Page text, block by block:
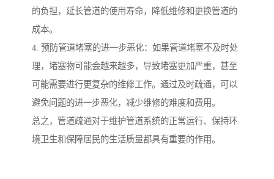
的负担，延长管道的使用寿命，降低维修和更换管道的
成本。
4. 预防管道堵塞的进一步恶化：如果管道堵塞不及时处
理，堵塞物可能会越来越多，导致堵塞更加严重，甚至
可能需要进行更复杂的维修工作。通过及时疏通，可以
避免问题的进一步恶化，减少维修的难度和费用。
总之，管道疏通对于维护管道系统的正常运行、保持环
境卫生和保障居民的生活质量都具有重要的作用。